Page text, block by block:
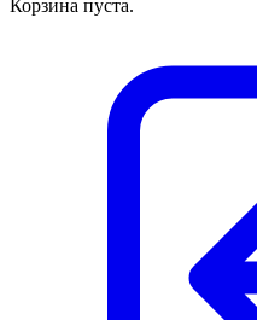
Корзина пуста.